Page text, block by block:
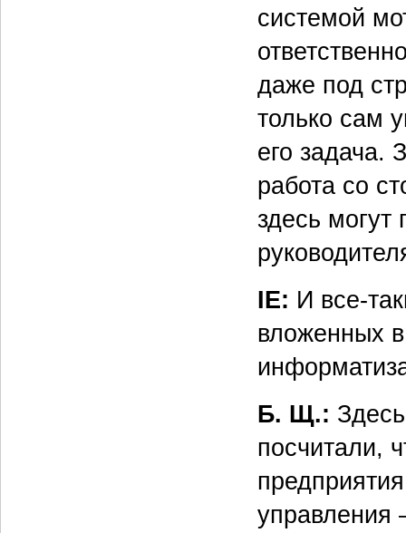
системой
даже под
только сам
его задача.
работа со
здесь
IE: И все-
вложенных
Б. Щ.:
посчитали,
управления